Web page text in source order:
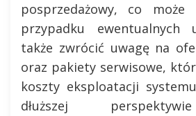
posprzedażowy, co
przypadku ewentualnych
także zwrócić uwagę na
oraz pakiety serwisowe,
koszty eksploatacji
dłuższej